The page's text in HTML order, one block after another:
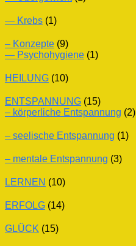
— Krebs (1)
– Konzepte (9)
— Psychohygiene (1)
HEILUNG (10)
ENTSPANNUNG (15)
– körperliche Entspannung (2)
– seelische Entspannung (1)
– mentale Entspannung (3)
LERNEN (10)
ERFOLG (14)
GLÜCK (15)